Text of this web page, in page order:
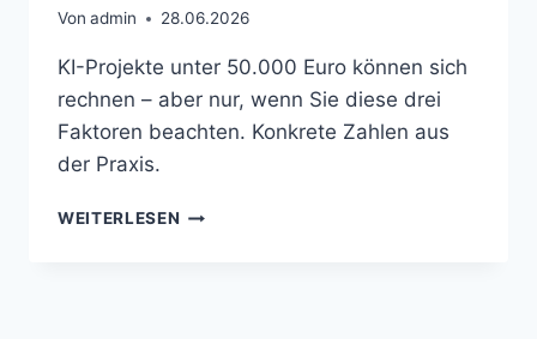
Von admin 28.06.2026
KI-Projekte unter 50.000 Euro können sich
rechnen – aber nur, wenn Sie diese drei
Faktoren beachten. Konkrete Zahlen aus
der Praxis.
WEITERLESEN KI